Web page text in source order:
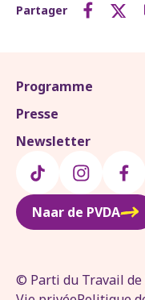
Partager
Programme
Presse
Newsletter
Naar de PVDA
© Parti du Travail de